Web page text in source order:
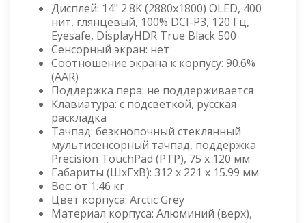
Дисплей: 14" 2.8K (2880x1800) OLED, 400
нит, глянцевый, 100% DCI-P3, 120 Гц,
Eyesafe, DisplayHDR True Black 500
Сенсорный экран: нет
Соотношение экрана к корпусу: 90.6%
(AAR)
Поддержка пера: не поддерживается
Клавиатура: с подсветкой, русская
раскладка
Тачпад: безкнопочный стеклянный
мультисенсорный тачпад, поддержка
Precision TouchPad (PTP), 75 x 120 мм
Габариты (ШхГхВ): 312 x 221 x 15.99 мм
Вес: от 1.46 кг
Цвет корпуса: Arctic Grey
Материал корпуса: Алюминий (верх),